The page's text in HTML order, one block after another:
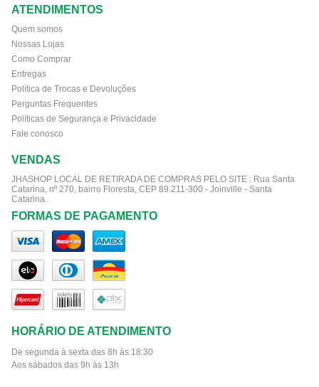
ATENDIMENTOS
Quem somos
Nossas Lojas
Como Comprar
Entregas
Política de Trocas e Devoluções
Perguntas Frequentes
Políticas de Segurança e Privacidade
Fale conosco
VENDAS
JHASHOP LOCAL DE RETIRADA DE COMPRAS PELO SITE : Rua Santa
Catarina, nº 270, bairro Floresta, CEP 89.211-300 - Joinville - Santa
Catarina.
FORMAS DE PAGAMENTO
HORÁRIO DE ATENDIMENTO
De segunda à sexta das 8h às 18:30
Aos sábados das 9h às 13h